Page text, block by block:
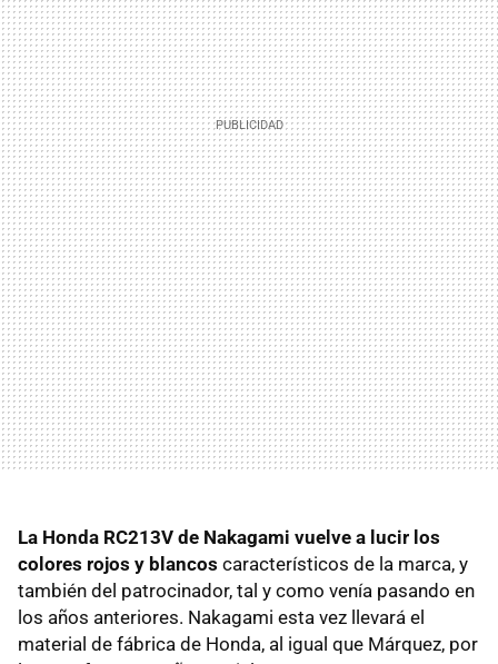
La Honda RC213V de Nakagami vuelve a lucir los
colores rojos y blancos característicos de la marca, y
también del patrocinador, tal y como venía pasando en
los años anteriores. Nakagami esta vez llevará el
material de fábrica de Honda, al igual que Márquez, por